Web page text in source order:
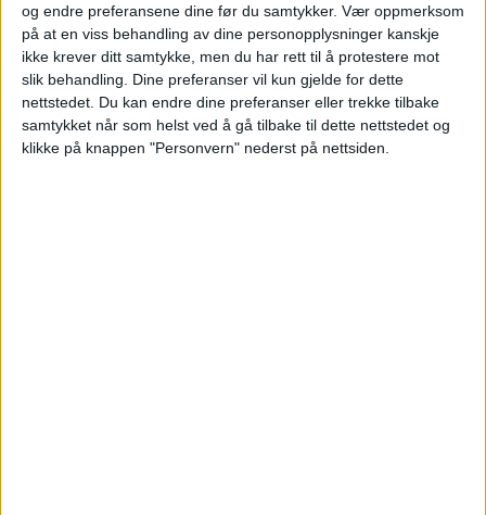
og endre preferansene dine før du samtykker. Vær oppmerksom
på at en viss behandling av dine personopplysninger kanskje
ikke krever ditt samtykke, men du har rett til å protestere mot
slik behandling. Dine preferanser vil kun gjelde for dette
nettstedet. Du kan endre dine preferanser eller trekke tilbake
samtykket når som helst ved å gå tilbake til dette nettstedet og
klikke på knappen "Personvern" nederst på nettsiden.
temperaturen på to til tre minusgrader,
mens det i Sørkedalen er minus fem, sier
Moxnes og legger til at temperaturen
stort sett vil holde seg stabil videre